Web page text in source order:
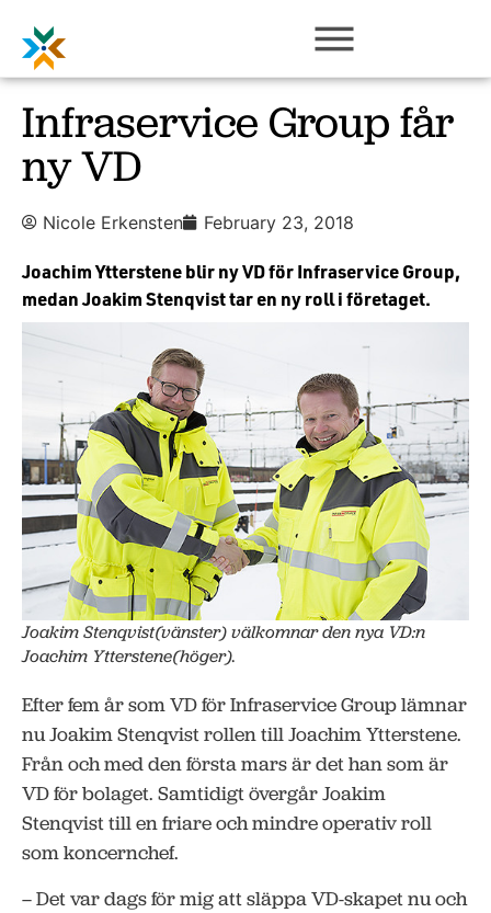
Infraservice Group får
ny VD
Nicole Erkensten February 23, 2018
Joachim Ytterstene blir ny VD för Infraservice Group,
medan Joakim Stenqvist tar en ny roll i företaget.
Joakim Stenqvist(vänster) välkomnar den nya VD:n
Joachim Ytterstene(höger).
Efter fem år som VD för Infraservice Group lämnar
nu Joakim Stenqvist rollen till Joachim Ytterstene.
Från och med den första mars är det han som är
VD för bolaget. Samtidigt övergår Joakim
Stenqvist till en friare och mindre operativ roll
som koncernchef.
– Det var dags för mig att släppa VD-skapet nu och